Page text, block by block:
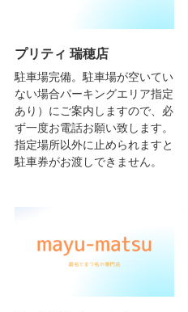
プリティ 瑞穂店
駐車場完備。駐車場が空いてい
ない場合パーキングエリア指定
あり）にご案内しますので、必
ず一度お電話お願い致します。
指定場所以外に止められますと
駐車券がお渡しできません。